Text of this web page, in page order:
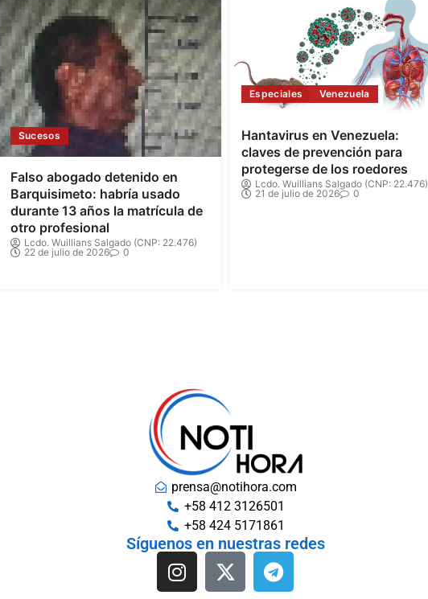
Sucesos
Falso abogado detenido en
Barquisimeto: habría usado
durante 13 años la matrícula de
otro profesional
Lcdo. Wuillians Salgado (CNP: 22.476)
22 de julio de 2026
0
Especiales Venezuela
Hantavirus en Venezuela:
claves de prevención para
protegerse de los roedores
Lcdo. Wuillians Salgado (CNP: 22.476)
21 de julio de 2026
0
prensa@notihora.com
+58 412 3126501
+58 424 5171861
Síguenos en nuestras redes